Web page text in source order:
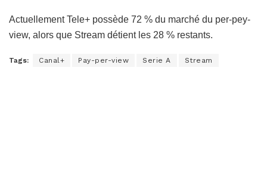
Actuellement Tele+ possède 72 % du marché du per-pey-
view, alors que Stream détient les 28 % restants.
Tags: Canal+ Pay-per-view Serie A Stream